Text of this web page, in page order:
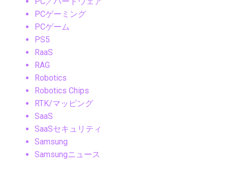
PCゲーミング
PCゲーム
PS5
RaaS
RAG
Robotics
Robotics Chips
RTK/マッピング
SaaS
SaaSセキュリティ
Samsung
Samsungニュース